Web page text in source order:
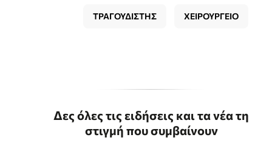
ΤΡΑΓΟΥΔΙΣΤΗΣ ΧΕΙΡΟΥΡΓΕΙΟ
Δες όλες τις ειδήσεις και τα νέα τη
στιγμή που συμβαίνουν